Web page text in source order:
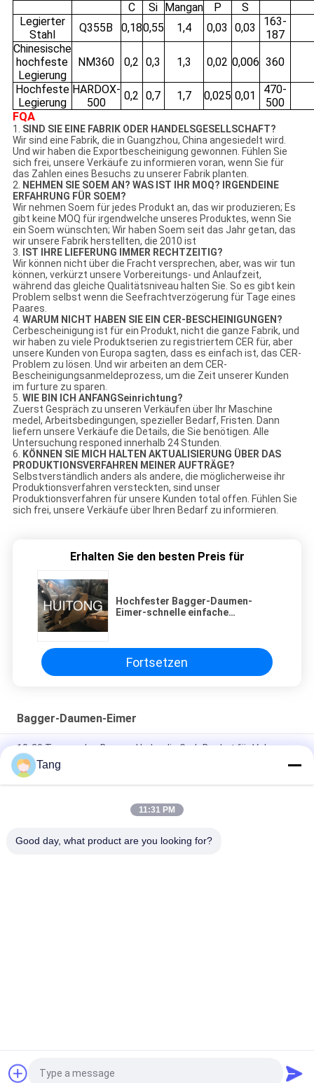
C Si Mangan P
S
Legierter
Stahl
Q355B 0,180,55 1,4 0,03 0,03
163-
187
Chinesische
hochfeste
Legierung
NM360 0,2 0,3 1,3 0,02 0,006 360
Hochfeste
Legierung
HARDOX-
500
0,2 0,7 1,7 0,025 0,01
470-
500
FQA
1. SIND SIE EINE FABRIK ODER HANDELSGESELLSCHAFT?
Wir sind eine Fabrik, die in Guangzhou, China angesiedelt wird.
Und wir haben die Exportbescheinigung gewonnen. Fühlen Sie
sich frei, unsere Verkäufe zu informieren voran, wenn Sie für
das Zahlen eines Besuchs zu unserer Fabrik planten.
2. NEHMEN SIE SOEM AN? WAS IST IHR MOQ? IRGENDEINE
ERFAHRUNG FÜR SOEM?
Wir nehmen Soem für jedes Produkt an, das wir produzieren; Es
gibt keine MOQ für irgendwelche unseres Produktes, wenn Sie
ein Soem wünschten; Wir haben Soem seit das Jahr getan, das
wir unsere Fabrik herstellten, die 2010 ist
3. IST IHRE LIEFERUNG IMMER RECHTZEITIG?
Wir können nicht über die Fracht versprechen, aber, was wir tun
können, verkürzt unsere Vorbereitungs- und Anlaufzeit,
während das gleiche Qualitätsniveau halten Sie. So es gibt kein
Problem selbst wenn die Seefrachtverzögerung für Tage eines
Paares.
4. WARUM NICHT HABEN SIE EIN CER-BESCHEINIGUNGEN?
Cerbescheinigung ist für ein Produkt, nicht die ganze Fabrik, und
wir haben zu viele Produktserien zu registriertem CER für, aber
unsere Kunden von Europa sagten, dass es einfach ist, das CER-
Problem zu lösen. Und wir arbeiten an dem CER-
Bescheinigungsanmeldeprozess, um die Zeit unserer Kunden
im furture zu sparen.
5. WIE BIN ICH ANFANGSeinrichtung?
Zuerst Gespräch zu unseren Verkäufen über Ihr Maschine
medel, Arbeitsbedingungen, spezieller Bedarf, Fristen. Dann
liefern unsere Verkäufe die Details, die Sie benötigen. Alle
Untersuchung responed innerhalb 24 Stunden.
6. KÖNNEN SIE MICH HALTEN AKTUALISIERUNG ÜBER DAS
PRODUKTIONSVERFAHREN MEINER AUFTRÄGE?
Selbstverständlich anders als andere, die möglicherweise ihr
Produktionsverfahren versteckten, sind unser
Produktionsverfahren für unsere Kunden total offen. Fühlen Sie
sich frei, unsere Verkäufe über Ihren Bedarf zu informieren.
Erhalten Sie den besten Preis für
Hochfester Bagger-Daumen-
Eimer-schnelle einfache
Fortsetzen
Bagger-Daumen-Eimer
10-20 Tonnen des Bagger-Hydraulic Grab Bucket für Volvo
EC120 EC160
1 bis 100 Ton Hydraulic Thumb Bucket For PC30-7E ZE700E
Eimer
Fordern Sie ein Angebot
Tang
11:31 PM
Good day, what product are you looking for?